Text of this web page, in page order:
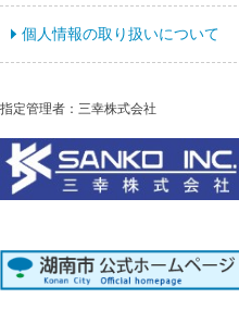
個人情報の取り扱いについて
指定管理者：三幸株式会社